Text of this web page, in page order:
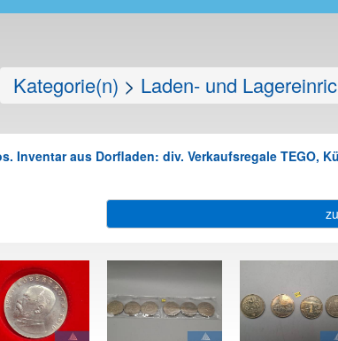
Kategorie(n) > Laden- und
Inventar aus Dorfladen: div. Verkaufsregale TEGO,